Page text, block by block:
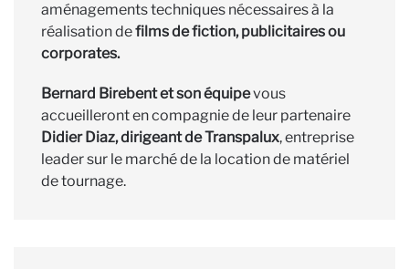
aménagements techniques nécessaires à la
réalisation defilms de fiction, publicitaires ou
corporates.
Bernard Birebent et son équipevous
accueilleront en compagnie de leur partenaire
Didier Diaz, dirigeant de Transpalux, entreprise
leader sur le marché de la location de matériel
de tournage.